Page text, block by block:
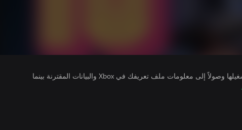
يتلقى ناشرو الألعاب التي تقوم بتشغيلها وصولاً إلى معلومات ملف تعريفك في Xbox والبيانات المقترنة بينما